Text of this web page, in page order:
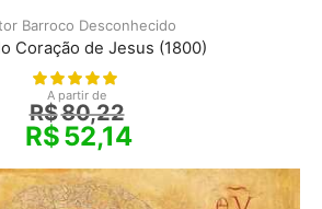
Barroco Desconhecido
Coração de Jesus (1800)
A partir de
R$80,22
R$52,14